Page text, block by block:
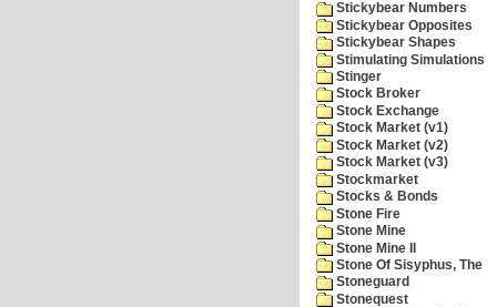
Stickybear Numbers
Stickybear Opposites
Stickybear Shapes
Stimulating Simulations
Stinger
Stock Broker
Stock Exchange
Stock Market (v1)
Stock Market (v2)
Stock Market (v3)
Stockmarket
Stocks & Bonds
Stone Fire
Stone Mine
Stone Mine II
Stone Of Sisyphus, The
Stoneguard
Stonequest